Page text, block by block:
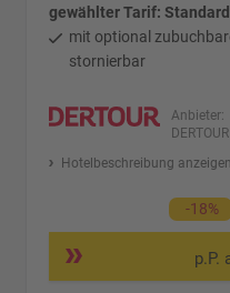
gewählter Tarif:
mit optional
stornierbar
Anbieter:
DERTOUR
Hotelbeschreibung anzeigen
-18%
p.P.